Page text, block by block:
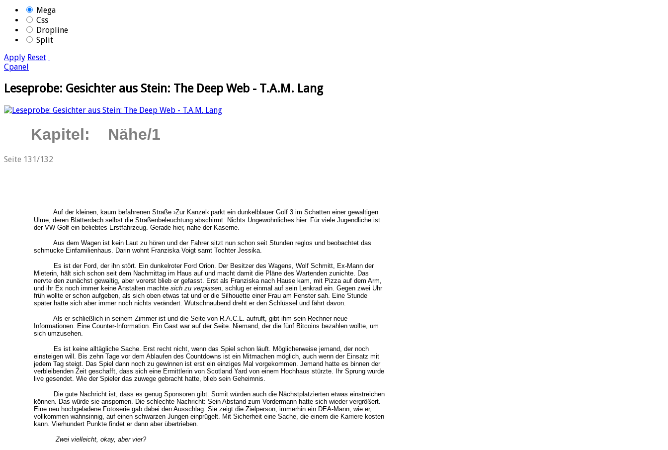
Mega
Css
Dropline
Split
Apply Reset
Cpanel
Leseprobe: Gesichter aus Stein: The Deep Web - T.A.M. Lang
Kapitel: Nähe/1
Seite 131/132
Auf der kleinen, kaum befahrenen Straße ›Zur Kanzel‹ parkt ein dunkelblauer Golf 3 im Schatten einer gewaltigen
Ulme, deren Blätterdach selbst die Straßenbeleuchtung abschirmt. Nichts Ungewöhnliches hier. Für viele Jugendliche ist
der VW Golf ein beliebtes Erstfahrzeug. Gerade hier, nahe der Kaserne.
Aus dem Wagen ist kein Laut zu hören und der Fahrer sitzt nun schon seit Stunden reglos und beobachtet das
schmucke Einfamilienhaus. Darin wohnt Franziska Voigt samt Tochter Jessika.
Es ist der Ford, der ihn stört. Ein dunkelroter Ford Orion. Der Besitzer des Wagens, Wolf Schmitt, Ex-Mann der
Mieterin, hält sich schon seit dem Nachmittag im Haus auf und macht damit die Pläne des Wartenden zunichte. Das
nervte den zunächst gewaltig, aber vorerst blieb er gefasst. Erst als Franziska nach Hause kam, mit Pizza auf dem Arm,
und ihr Ex noch immer keine Anstalten machte sich zu verpissen , schlug er einmal auf sein Lenkrad ein. Gegen zwei Uhr
früh wollte er schon aufgeben, als sich oben etwas tat und er die Silhouette einer Frau am Fenster sah. Eine Stunde
später hatte sich aber immer noch nichts verändert. Wutschnaubend dreht er den Schlüssel und fährt davon.
Als er schließlich in seinem Zimmer ist und die Seite von R.A.C.L. aufruft, gibt ihm sein Rechner neue
Informationen. Eine Counter-Information. Ein Gast war auf der Seite. Niemand, der die fünf Bitcoins bezahlen wollte, um
sich umzusehen.
Es ist keine alltägliche Sache. Erst recht nicht, wenn das Spiel schon läuft. Möglicherweise jemand, der noch
einsteigen will. Bis zehn Tage vor dem Ablaufen des Countdowns ist ein Mitmachen möglich, auch wenn der Einsatz mit
jedem Tag steigt. Das Spiel dann noch zu gewinnen ist erst ein einziges Mal vorgekommen. Jemand hatte es binnen der
verbleibenden Zeit geschafft, dass sich eine Ermittlerin von Scotland Yard von einem Hochhaus stürzte. Ihr Sprung wurde
live gesendet. Wie der Spieler das zuwege gebracht hatte, blieb sein Geheimnis.
Die gute Nachricht ist, dass es genug Sponsoren gibt. Somit würden auch die Nächstplatzierten etwas einstreichen
können. Das würde sie anspornen. Die schlechte Nachricht: Sein Abstand zum Vordermann hatte sich wieder vergrößert.
Eine neu hochgeladene Fotoserie gab dabei den Ausschlag. Sie zeigt die Zielperson, immerhin ein DEA-Mann, wie er,
vollkommen wahnsinnig, auf einen schwarzen Jungen einprügelt. Mit Sicherheit eine Sache, die einem die Karriere kosten
kann. Vierhundert Punkte findet er dann aber übertrieben.
Zwei vielleicht, okay, aber vier?